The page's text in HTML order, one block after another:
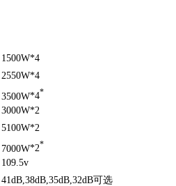
1500W*4
2550W*4
3500W*4*
3000W*2
5100W*2
7000W*2*
109.5v
41dB,38dB,35dB,32dB可选